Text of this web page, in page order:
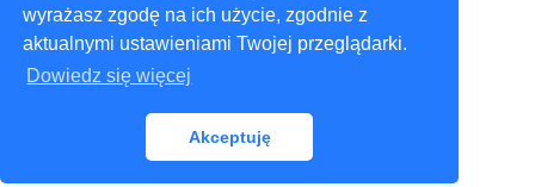
wyrażasz zgodę na ich użycie, zgodnie z
aktualnymi ustawieniami Twojej przeglądarki.
Dowiedz się więcej
Akceptuję